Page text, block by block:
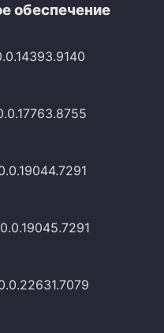
обеспечение